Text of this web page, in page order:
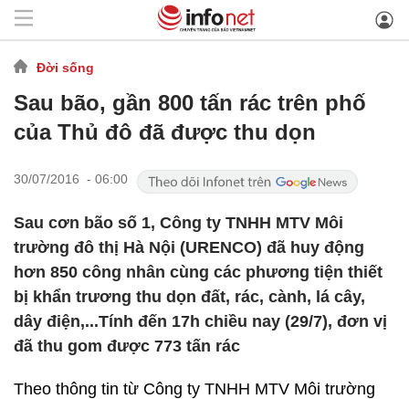
Đời sống
Sau bão, gần 800 tấn rác trên phố
của Thủ đô đã được thu dọn
30/07/2016 - 06:00
Sau cơn bão số 1, Công ty TNHH MTV Môi
trường đô thị Hà Nội (URENCO) đã huy động
hơn 850 công nhân cùng các phương tiện thiết
bị khẩn trương thu dọn đất, rác, cành, lá cây,
dây điện,...Tính đến 17h chiều nay (29/7), đơn vị
đã thu gom được 773 tấn rác
Theo thông tin từ Công ty TNHH MTV Môi trường